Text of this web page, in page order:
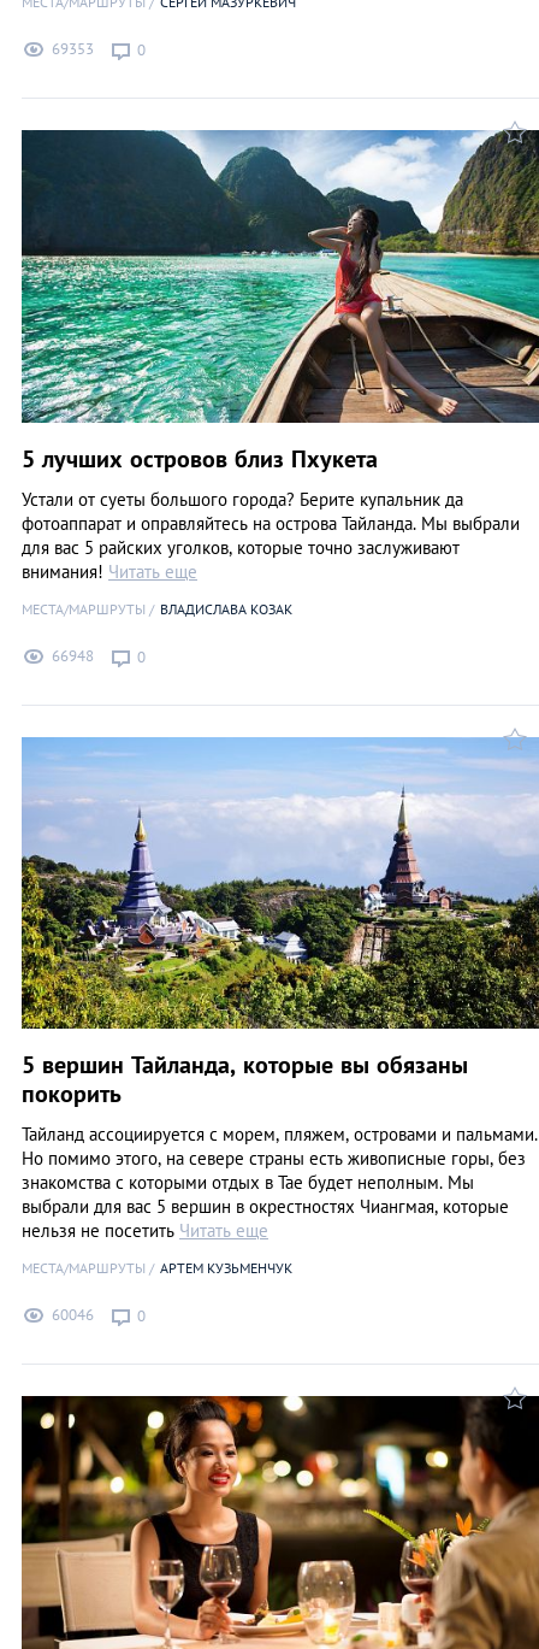
69353 0
5 лучших островов близ Пхукета
Устали от суеты большого города? Берите купальник да
фотоаппарат и оправляйтесь на острова Тайланда. Мы выбрали
для вас 5 райских уголков, которые точно заслуживают
внимания! Читать еще
МЕСТА/МАРШРУТЫ ВЛАДИСЛАВА КОЗАК
66948 0
5 вершин Тайланда, которые вы обязаны
покорить
Тайланд ассоциируется с морем, пляжем, островами и пальмами.
Но помимо этого, на севере страны есть живописные горы, без
знакомства с которыми отдых в Тае будет неполным. Мы
выбрали для вас 5 вершин в окрестностях Чиангмая, которые
нельзя не посетить Читать еще
МЕСТА/МАРШРУТЫ АРТЕМ КУЗЬМЕНЧУК
60046 0